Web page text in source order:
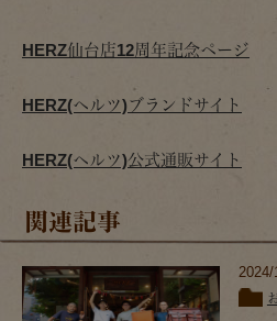
HERZ仙台店12周年記念ページ
HERZ(ヘルツ)ブランドサイト
HERZ(ヘルツ)公式通販サイト
関連記事
2024/